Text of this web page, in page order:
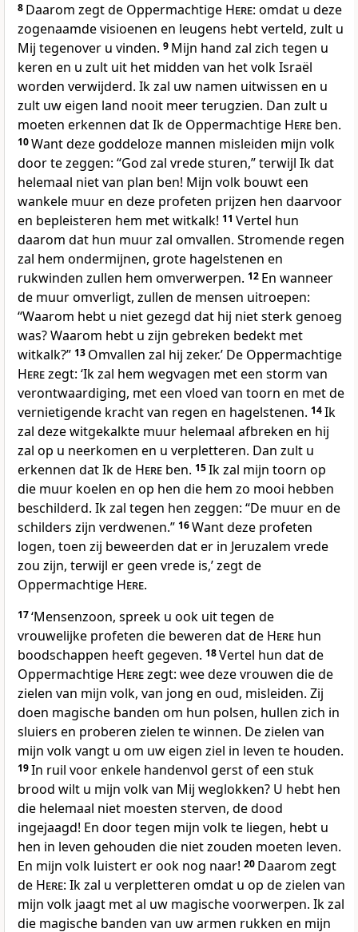
8 Daarom zegt de Oppermachtige Here: omdat u deze
zogenaamde visioenen en leugens hebt verteld, zult u
Mij tegenover u vinden. 9 Mijn hand zal zich tegen u
keren en u zult uit het midden van het volk Israël
worden verwijderd. Ik zal uw namen uitwissen en u
zult uw eigen land nooit meer terugzien. Dan zult u
moeten erkennen dat Ik de Oppermachtige Here ben.
10Want deze goddeloze mannen misleiden mijn volk
door te zeggen: “God zal vrede sturen,” terwijl Ik dat
helemaal niet van plan ben! Mijn volk bouwt een
wankele muur en deze profeten prijzen hen daarvoor
en bepleisteren hem met witkalk! 11 Vertel hun
daarom dat hun muur zal omvallen. Stromende regen
zal hem ondermijnen, grote hagelstenen en
rukwinden zullen hem omverwerpen. 12 En wanneer
de muur omverligt, zullen de mensen uitroepen:
“Waarom hebt u niet gezegd dat hij niet sterk genoeg
was? Waarom hebt u zijn gebreken bedekt met
witkalk?” 13 Omvallen zal hij zeker.’ De Oppermachtige
Herezegt: ‘Ik zal hem wegvagen met een storm van
verontwaardiging, met een vloed van toorn en met de
vernietigende kracht van regen en hagelstenen. 14Ik
zal deze witgekalkte muur helemaal afbreken en hij
zal op u neerkomen en u verpletteren. Dan zult u
erkennen dat Ik de Here ben. 15Ik zal mijn toorn op
die muur koelen en op hen die hem zo mooi hebben
beschilderd. Ik zal tegen hen zeggen: “De muur en de
schilders zijn verdwenen.” 16Want deze profeten
logen, toen zij beweerden dat er in Jeruzalem vrede
zou zijn, terwijl er geen vrede is,’ zegt de
Oppermachtige Here.
17‘Mensenzoon, spreek u ook uit tegen de
vrouwelijke profeten die beweren dat de Here hun
boodschappen heeft gegeven. 18Vertel hun dat de
Oppermachtige Herezegt: wee deze vrouwen die de
zielen van mijn volk, van jong en oud, misleiden. Zij
doen magische banden om hun polsen, hullen zich in
sluiers en proberen zielen te winnen. De zielen van
mijn volk vangt u om uw eigen ziel in leven te houden.
19In ruil voor enkele handenvol gerst of een stuk
brood wilt u mijn volk van Mij weglokken? U hebt hen
die helemaal niet moesten sterven, de dood
ingejaagd! En door tegen mijn volk te liegen, hebt u
hen in leven gehouden die niet zouden moeten leven.
En mijn volk luistert er ook nog naar! 20 Daarom zegt
de Here: Ik zal u verpletteren omdat u op de zielen van
mijn volk jaagt met al uw magische voorwerpen. Ik zal
die magische banden van uw armen rukken en mijn